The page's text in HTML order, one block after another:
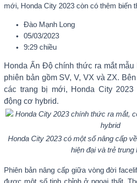
mới, Honda City 2023 còn có thêm biến
Đào Mạnh Long
05/03/2023
9:29 chiều
Honda Ấn Độ chính thức ra mắt
phiên bản gồm SV, V, VX và ZX.
các trang bị mới, Honda City
động cơ hybrid.
Honda City 2023 có một số nâng cấp
hiện đại và trẻ trung
Phiên bản nâng cấp giữa vòng đời